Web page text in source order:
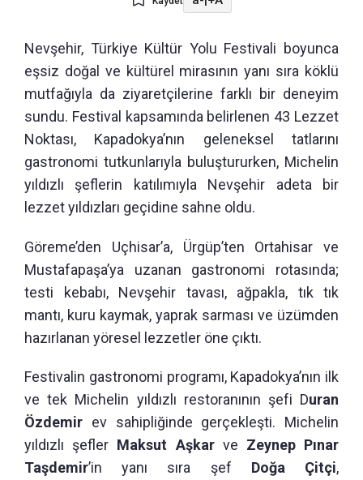
Nevşehir, Türkiye Kültür Yolu Festivali boyunca
eşsiz doğal ve kültürel mirasının yanı sıra köklü
mutfağıyla da ziyaretçilerine farklı bir deneyim
sundu. Festival kapsamında belirlenen 43 Lezzet
Noktası, Kapadokya’nın geleneksel tatlarını
gastronomi tutkunlarıyla buluştururken, Michelin
yıldızlı şeflerin katılımıyla Nevşehir adeta bir
lezzet yıldızları geçidine sahne oldu.
Göreme’den Uçhisar’a, Ürgüp’ten Ortahisar ve
Mustafapaşa’ya uzanan gastronomi rotasında;
testi kebabı, Nevşehir tavası, ağpakla, tık tık
mantı, kuru kaymak, yaprak sarması ve üzümden
hazırlanan yöresel lezzetler öne çıktı.
Festivalin gastronomi programı, Kapadokya’nın ilk
ve tek Michelin yıldızlı restoranının şefi Duran
Özdemir ev sahipliğinde gerçekleşti. Michelin
yıldızlı şefler Maksut Aşkarve Zeynep Pınar
Taşdemir’in yanı sıra şef Doğa Çitçi,